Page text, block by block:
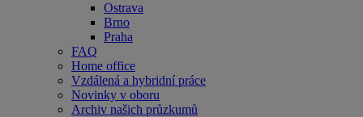
Ostrava
Brno
Praha
FAQ
Home office
Vzdálená a hybridní práce
Novinky v oboru
Archiv našich průzkumů